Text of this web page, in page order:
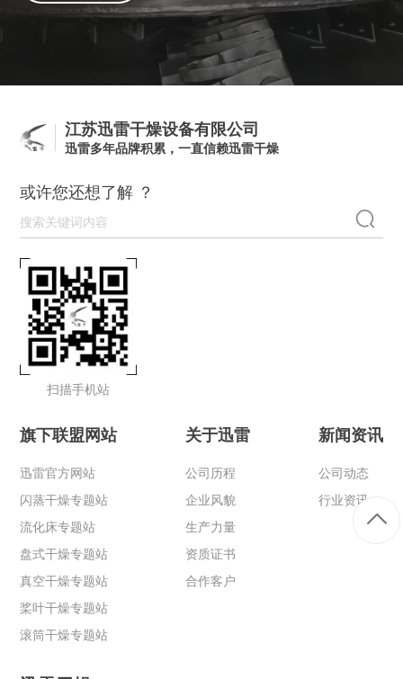
江苏迅雷干燥设备有限公司
迅雷多年品牌积累，一直信赖迅雷干燥
或许您还想了解 ？
扫描手机站
旗下联盟网站
迅雷官方网站
闪蒸干燥专题站
流化床专题站
盘式干燥专题站
真空干燥专题站
桨叶干燥专题站
滚筒干燥专题站
关于迅雷
公司历程
企业风貌
生产力量
资质证书
合作客户
新闻资讯
公司动态
行业资讯